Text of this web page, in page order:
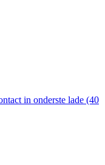
in onderste lade (40